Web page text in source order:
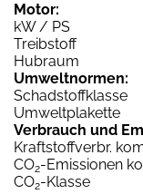
Motor:
kW / PS
Treibstoff
Hubraum
Umweltnormen:
Schadstoffklasse
Umweltplakette
Verbrauch und
Kraftstoffverbr.
CO2-Emissionen
CO2-Klasse